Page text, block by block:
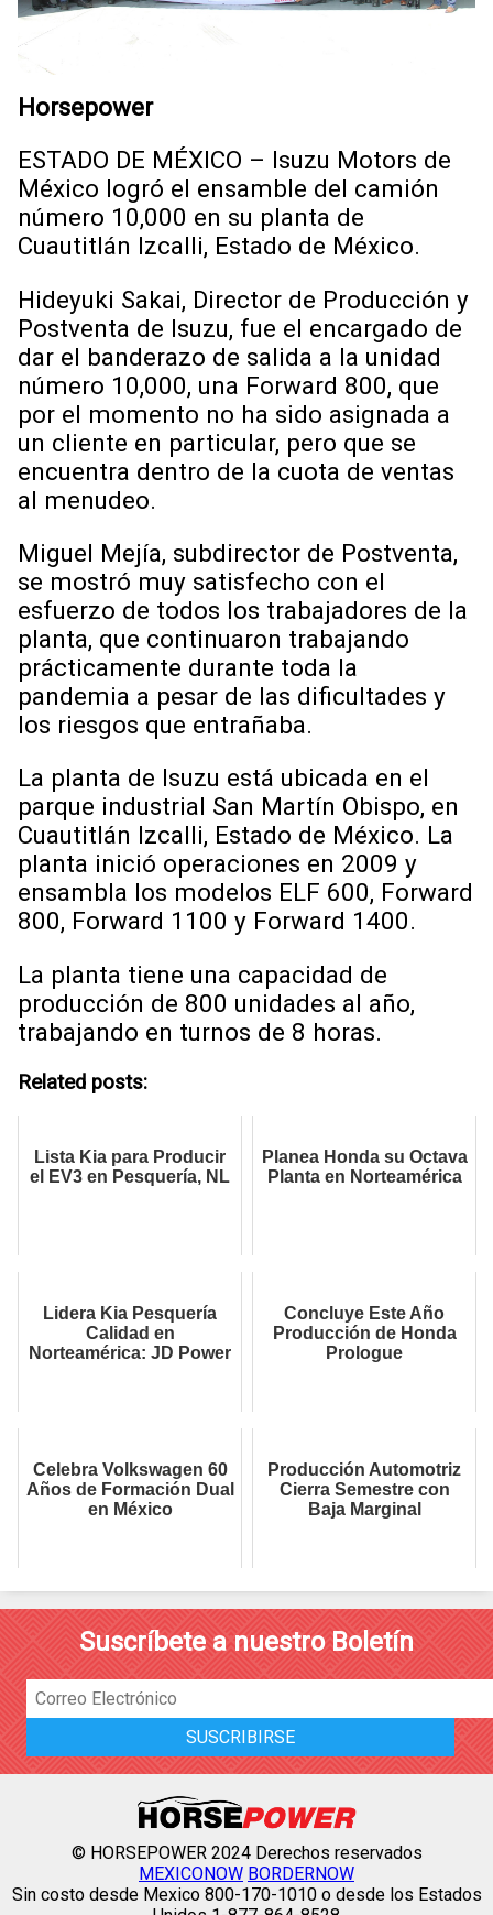
Horsepower
ESTADO DE MÉXICO – Isuzu Motors de
México logró el ensamble del camión
número 10,000 en su planta de
Cuautitlán Izcalli, Estado de México.
Hideyuki Sakai, Director de Producción y
Postventa de Isuzu, fue el encargado de
dar el banderazo de salida a la unidad
número 10,000, una Forward 800, que
por el momento no ha sido asignada a
un cliente en particular, pero que se
encuentra dentro de la cuota de ventas
al menudeo.
Miguel Mejía, subdirector de Postventa,
se mostró muy satisfecho con el
esfuerzo de todos los trabajadores de la
planta, que continuaron trabajando
prácticamente durante toda la
pandemia a pesar de las dificultades y
los riesgos que entrañaba.
La planta de Isuzu está ubicada en el
parque industrial San Martín Obispo, en
Cuautitlán Izcalli, Estado de México. La
planta inició operaciones en 2009 y
ensambla los modelos ELF 600, Forward
800, Forward 1100 y Forward 1400.
La planta tiene una capacidad de
producción de 800 unidades al año,
trabajando en turnos de 8 horas.
Related posts:
Lista Kia para Producir
el EV3 en Pesquería, NL
Planea Honda su Octava
Planta en Norteamérica
Lidera Kia Pesquería
Calidad en
Norteamérica: JD Power
Concluye Este Año
Producción de Honda
Prologue
Celebra Volkswagen 60
Años de Formación Dual
en México
Producción Automotriz
Cierra Semestre con
Baja Marginal
Suscríbete a nuestro Boletín
© HORSEPOWER 2024 Derechos reservados
MEXICONOW BORDERNOW
Sin costo desde Mexico 800-170-1010 o desde los Estados